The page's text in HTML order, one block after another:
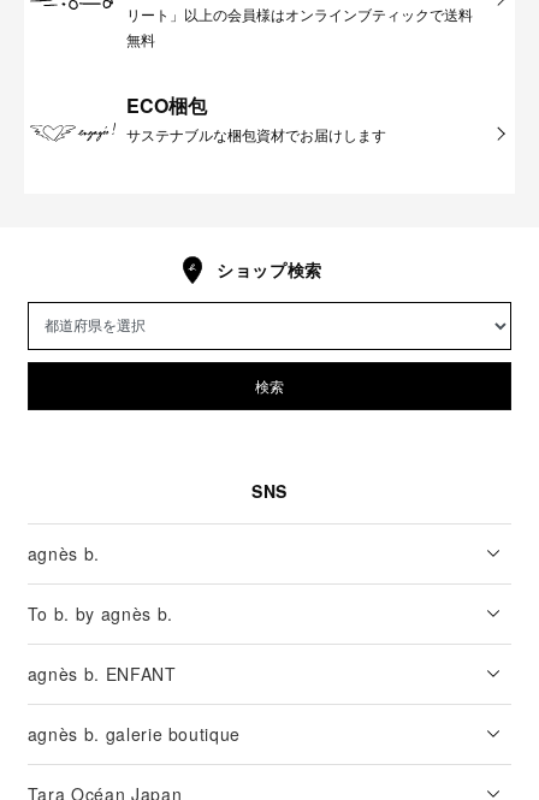
リート」以上の会員様はオンラインブティックで送料
無料
ECO梱包
サステナブルな梱包資材でお届けします
ショップ検索
検索
SNS
agnès b.
To b. by agnès b.
agnès b. ENFANT
agnès b. galerie boutique
Tara Océan Japan